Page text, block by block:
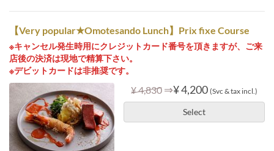
【Very popular★Omotesando Lunch】Prix fixe Course
※キャンセル発生時用にクレジットカード番号を頂きますが、ご来
店後の決済は現地で精算下さい。
※デビットカードは非推奨です。
¥ 4,830 ⇒¥ 4,200 (Svc & tax incl.)
Select